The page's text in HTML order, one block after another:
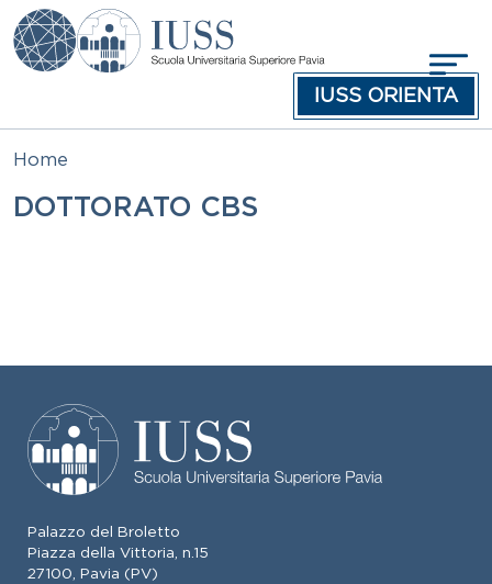
Salta al contenuto principale
IUSS ORIENTA
Home
DOTTORATO CBS
Palazzo del Broletto
Piazza della Vittoria, n.15
27100, Pavia (PV)